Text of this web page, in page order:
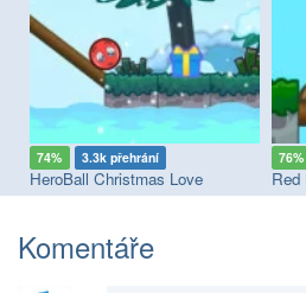
74% 3.3k přehrání
HeroBall Christmas Love
76%
Red
Komentáře